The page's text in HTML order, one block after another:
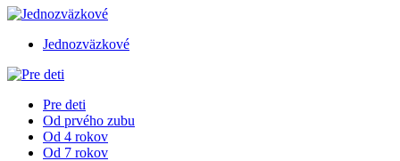
Jednozväzkové
Pre deti
Od prvého zubu
Od 4 rokov
Od 7 rokov